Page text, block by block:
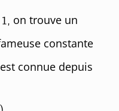
on trouve un
constante
connue depuis